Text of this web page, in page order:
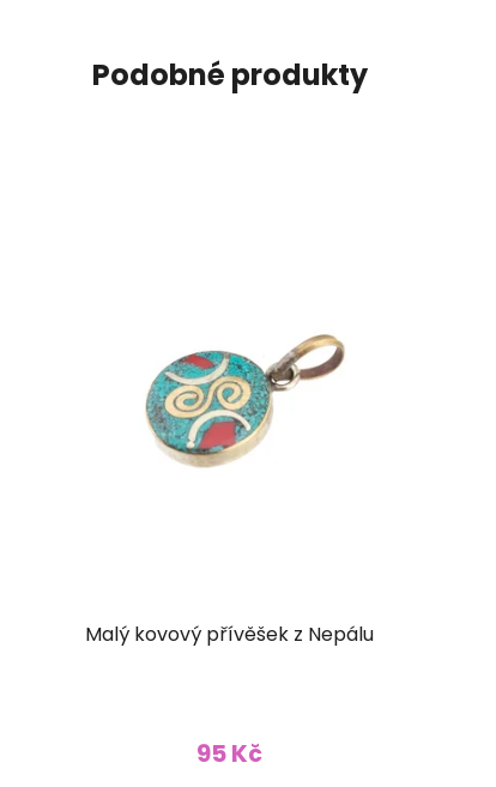
Podobné produkty
Malý kovový přívěšek z Nepálu
95 Kč